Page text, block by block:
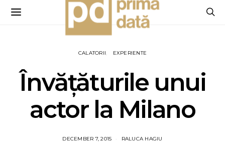
CALATORII EXPERIENTE
Învățăturile unui
actor la Milano
DECEMBER 7, 2015 RALUCA HAGIU